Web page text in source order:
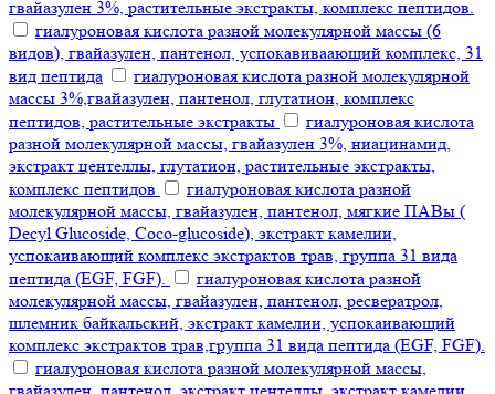
гвайазулен 3%, растительные экстракты, комплекс пептидов.
гиалуроновая кислота разной молекулярной массы (6
видов), гвайазулен, пантенол, успокавиваающий комплекс, 31
вид пептида
гиалуроновая кислота разной молекулярной
массы 3%,гвайазулен, пантенол, глутатион, комплекс
пептидов, растительные экстракты
гиалуроновая кислота
разной молекулярной массы, гвайазулен 3%, ниацинамид,
экстракт центеллы, глутатион, растительные экстракты,
комплекс пептидов
гиалуроновая кислота разной
молекулярной массы, гвайазулен, пантенол, мягкие ПАВы (
Decyl Glucoside, Coco-glucoside), экстракт камелии,
успокаивающий комплекс экстрактов трав, группа 31 вида
пептида (EGF, FGF).
гиалуроновая кислота разной
молекулярной массы, гвайазулен, пантенол, ресвератрол,
шлемник байкальский, экстракт камелии, успокаивающий
комплекс экстрактов трав,группа 31 вида пептида (EGF, FGF).
гиалуроновая кислота разной молекулярной массы,
гвайазулен, пантенол, экстракт центеллы, экстракт камелии,